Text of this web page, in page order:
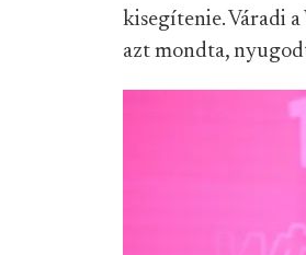
kisegítenie. Váradi
azt mondta,